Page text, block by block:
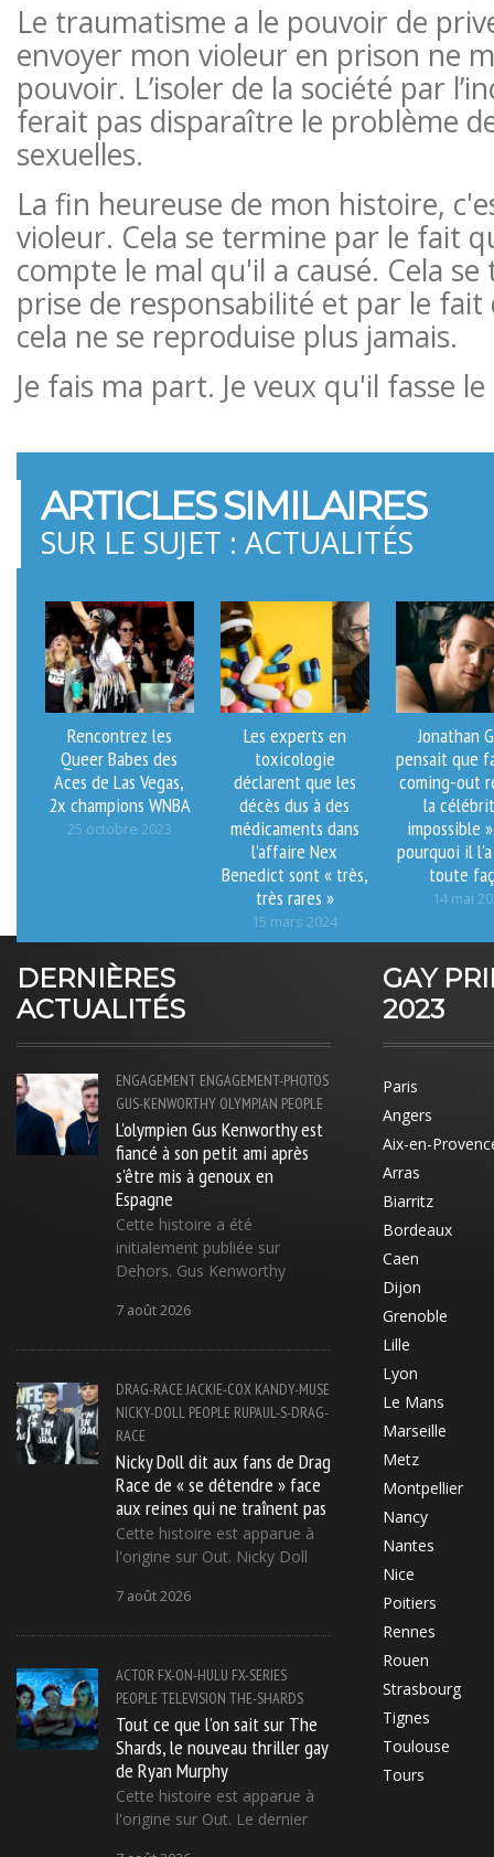
Le traumatisme a le pouvoir de
envoyer mon violeur en prison ne
pouvoir. L’isoler de la société par
ferait pas disparaître le problème
sexuelles.
La fin heureuse de mon histoire,
violeur. Cela se termine par le fait
compte le mal qu'il a causé. Cela
prise de responsabilité et par le
cela ne se reproduise plus jamais.
Je fais ma part. Je veux qu'il fasse le
ARTICLES SIMILAIRES
SUR LE SUJET : ACTUALITÉS
Rencontrez les
Queer Babes des
Aces de Las Vegas,
2x champions WNBA
25 octobre 2023
Les experts en
toxicologie
déclarent que les
décès dus à des
médicaments dans
l’affaire Nex
Benedict sont « très,
très rares »
15 mars 2024
Jonathan
pensait que
coming-out
la
impossible
pourquoi il
toute
14 mai
DERNIÈRES
ACTUALITÉS
ENGAGEMENT ENGAGEMENT-PHOTOS
GUS-KENWORTHY OLYMPIAN PEOPLE
L'olympien Gus Kenworthy est
fiancé à son petit ami après
s'être mis à genoux en
Espagne
Cette histoire a été
initialement publiée sur
Dehors. Gus Kenworthy
7 août 2026
DRAG-RACEJACKIE-COX KANDY-MUSE
NICKY-DOLL PEOPLE RUPAUL-S-DRAG-
RACE
Nicky Doll dit aux fans de Drag
Race de « se détendre » face
aux reines qui ne traînent pas
Cette histoire est apparue à
l'origine sur Out. Nicky Doll
7 août 2026
ACTOR FX-ON-HULU FX-SERIES
PEOPLETELEVISION THE-SHARDS
Tout ce que l'on sait sur The
Shards, le nouveau thriller gay
de Ryan Murphy
Cette histoire est apparue à
l'origine sur Out. Le dernier
GAY
2023
Paris
Angers
Aix-en-
Arras
Biarritz
Bordeaux
Caen
Dijon
Grenoble
Lille
Lyon
Le Mans
Marseille
Metz
Montpellier
Nancy
Nantes
Nice
Poitiers
Rennes
Rouen
Strasbourg
Tignes
Toulouse
Tours